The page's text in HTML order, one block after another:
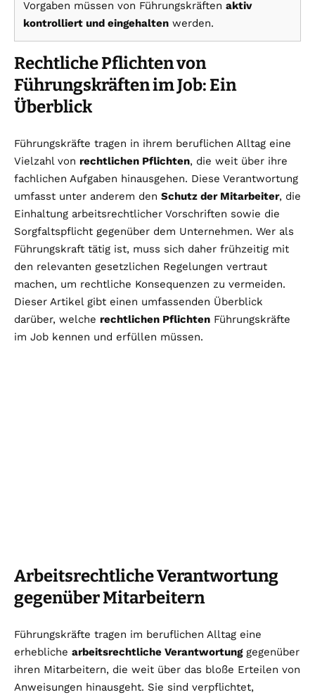
Vorgaben müssen von Führungskräften aktiv
kontrolliert und eingehalten werden.
Rechtliche Pflichten von
Führungskräften im Job: Ein
Überblick
Führungskräfte tragen in ihrem beruflichen Alltag eine
Vielzahl von rechtlichen Pflichten, die weit über ihre
fachlichen Aufgaben hinausgehen. Diese Verantwortung
umfasst unter anderem den Schutz der Mitarbeiter, die
Einhaltung arbeitsrechtlicher Vorschriften sowie die
Sorgfaltspflicht gegenüber dem Unternehmen. Wer als
Führungskraft tätig ist, muss sich daher frühzeitig mit
den relevanten gesetzlichen Regelungen vertraut
machen, um rechtliche Konsequenzen zu vermeiden.
Dieser Artikel gibt einen umfassenden Überblick
darüber, welche rechtlichen Pflichten Führungskräfte
im Job kennen und erfüllen müssen.
Arbeitsrechtliche Verantwortung
gegenüber Mitarbeitern
Führungskräfte tragen im beruflichen Alltag eine
erhebliche arbeitsrechtliche Verantwortunggegenüber
ihren Mitarbeitern, die weit über das bloße Erteilen von
Anweisungen hinausgeht. Sie sind verpflichtet,